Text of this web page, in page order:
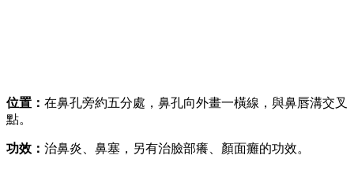
位置： 在鼻孔旁約五分處，鼻孔向外畫一橫線，與鼻唇溝交叉
點。
功效： 治鼻炎、鼻塞，另有治臉部癢、顏面癱的功效。